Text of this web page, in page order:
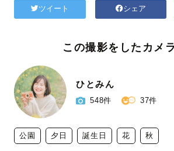
ツイート シェア
この撮影をしたカメ
ひとみん
548件 37件
公園 夕日 誕生日 花 秋